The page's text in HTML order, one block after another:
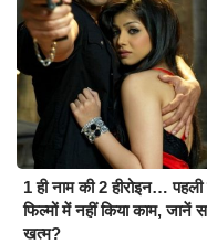
1 ही नाम की 2 हीरोइन…
फिल्मों में नहीं किया काम,
खत्म?